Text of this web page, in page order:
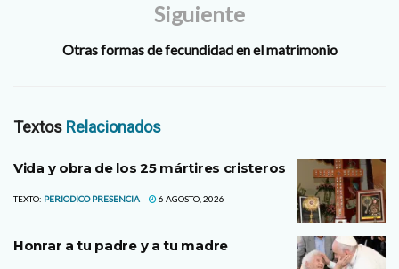
Siguiente
Otras formas de fecundidad en el matrimonio
Textos Relacionados
Vida y obra de los 25 mártires cristeros
TEXTO: PERIODICO PRESENCIA 6 AGOSTO, 2026
Honrar a tu padre y a tu madre